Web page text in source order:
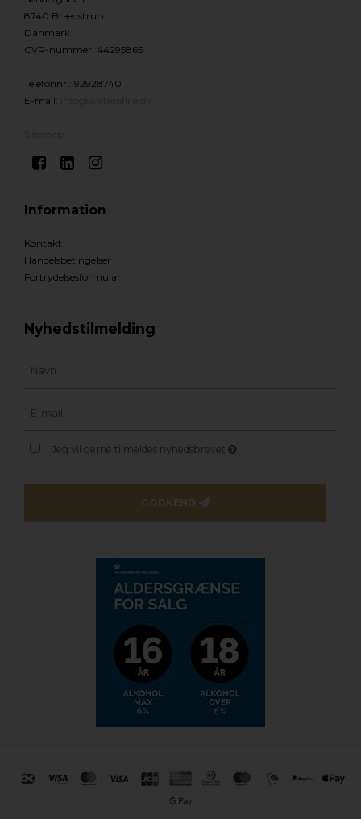
8740 Brædstrup
Danmark
CVR-nummer: 44295865
Telefonnr.: 92928740
E-mail: Info@wateroflife.dk
Sitemap
Information
Kontakt
Handelsbetingelser
Fortrydelsesformular
Nyhedstilmelding
Jeg vil gerne tilmeldes nyhedsbrevet
GODKEND